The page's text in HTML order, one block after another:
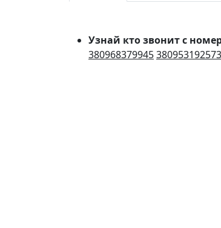
Узнай кто звонит с
380968379945380953192573